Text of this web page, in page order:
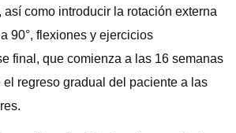
así como introducir la rotación externa
90°, flexiones y ejercicios
final, que comienza a las 16 semanas
el regreso gradual del paciente a las